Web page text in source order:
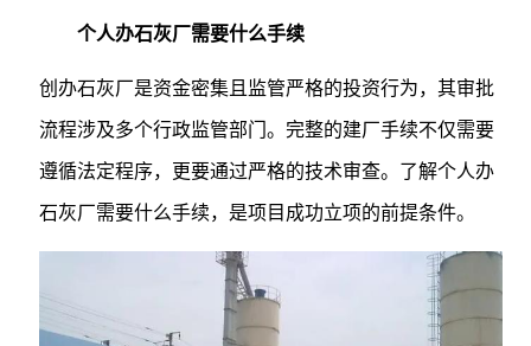
个人办石灰厂需要什么手续
创办石灰厂是资金密集且监管严格的投资行为，其审批
流程涉及多个行政监管部门。完整的建厂手续不仅需要
遵循法定程序，更要通过严格的技术审查。了解个人办
石灰厂需要什么手续，是项目成功立项的前提条件。